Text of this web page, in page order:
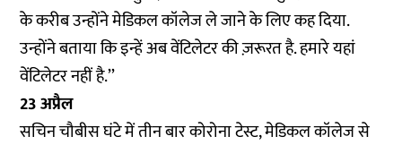
के करीब उन्होंने मेडिकल कॉलेज ले जाने के लिए कह दिया.
उन्होंने बताया कि इन्हें अब वेंटिलेटर की ज़रूरत है. हमारे यहां
वेंटिलेटर नहीं है.’’
23 अप्रैल
सचिन चौबीस घंटे में तीन बार कोरोना टेस्ट, मेडिकल कॉलेज से